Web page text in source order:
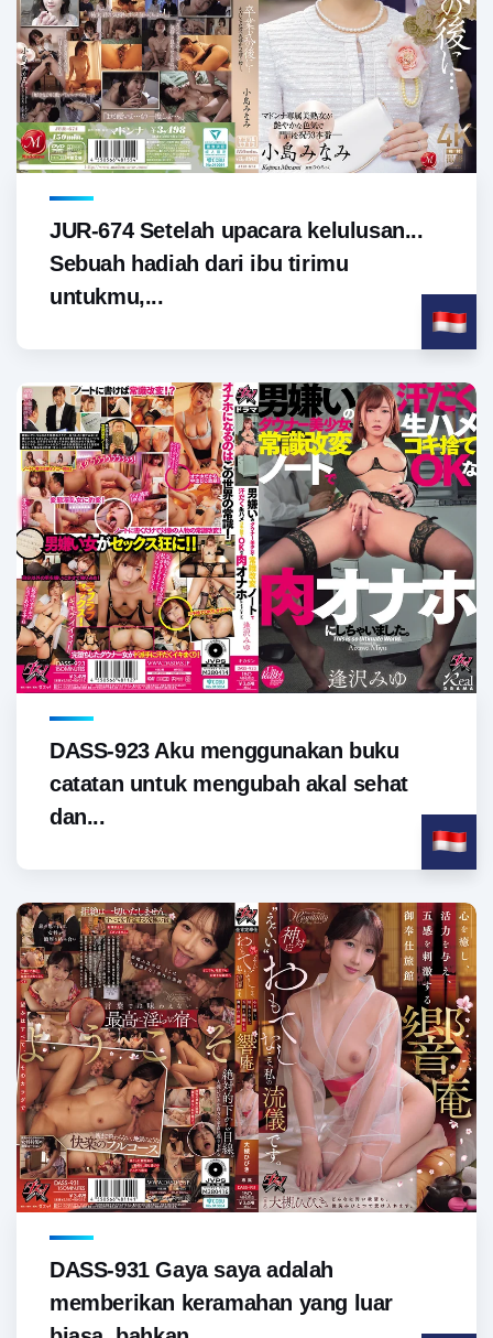
JUR-674 Setelah upacara kelulusan...
Sebuah hadiah dari ibu tirimu
untukmu,...
DASS-923 Aku menggunakan buku
catatan untuk mengubah akal sehat
dan...
DASS-931 Gaya saya adalah
memberikan keramahan yang luar